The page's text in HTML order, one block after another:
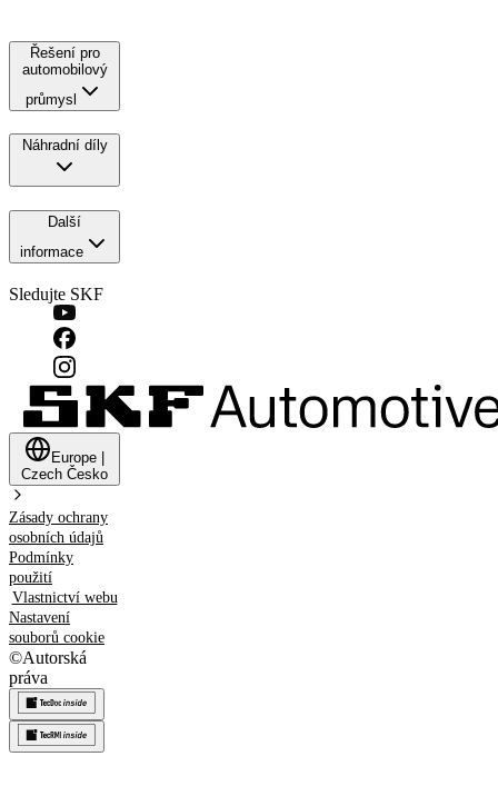
Řešení pro
automobilový
průmysl
Náhradní díly
Další
informace
Sledujte SKF
Europe
Czech Česko
Zásady ochrany
osobních údajů
Podmínky
použití
Vlastnictví webu
Nastavení
souborů cookie
©Autorská
práva